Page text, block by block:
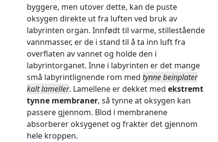
byggere, men utover dette, kan de puste
oksygen direkte ut fra luften ved bruk av
labyrinten organ. Innfødt til varme, stillestående
vannmasser, er de i stand til å ta inn luft fra
overflaten av vannet og holde den i
labyrintorganet. Inne i labyrinten er det mange
små labyrintlignende rom med tynne beinplater
kalt lameller. Lamellene er dekket med ekstremt
tynne membraner, så tynne at oksygen kan
passere gjennom. Blod i membranene
absorberer oksygenet og frakter det gjennom
hele kroppen.